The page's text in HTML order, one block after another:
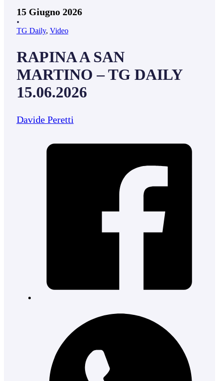
15 Giugno 2026
•
TG Daily, Video
RAPINA A SAN
MARTINO – TG DAILY
15.06.2026
Davide Peretti